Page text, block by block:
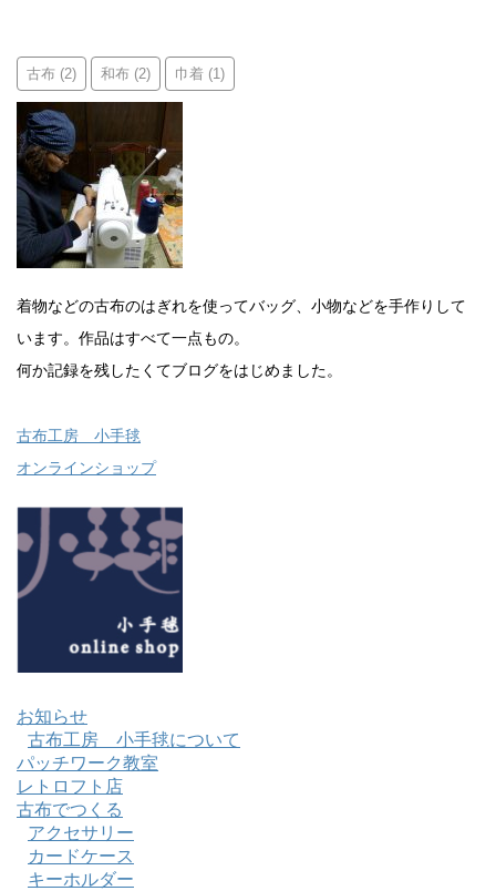
古布 (2) 和布 (2) 巾着 (1)
着物などの古布のはぎれを使ってバッグ、小物などを手作りして
います。作品はすべて一点もの。
何か記録を残したくてブログをはじめました。
古布工房 小手毬
オンラインショップ
お知らせ
古布工房 小手毬について
パッチワーク教室
レトロフト店
古布でつくる
アクセサリー
カードケース
キーホルダー